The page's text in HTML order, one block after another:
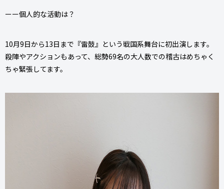
ーー個人的な活動は？
10月9日から13日まで『雷鼓』という戦国系舞台に初出演します。
殺陣やアクションもあって、総勢69名の大人数での稽古はめちゃく
ちゃ緊張してます。